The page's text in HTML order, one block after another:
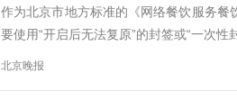
作为北京市地方标准的《网络餐饮服务
要使用“开启后无法复原”的封签或“一次性
北京晚报